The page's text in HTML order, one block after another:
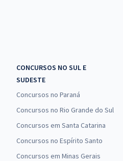
CONCURSOS NO SUL E
SUDESTE
Concursos no Paraná
Concursos no Rio Grande do Sul
Concursos em Santa Catarina
Concursos no Espírito Santo
Concursos em Minas Gerais